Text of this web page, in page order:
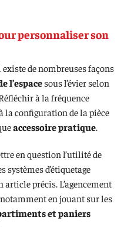
personnaliser son
de nombreuses façons
l’espacesous l’évier selon
à la fréquence
la configuration de la pièce
accessoire pratique.
en question l’utilité de
systèmes d’étiquetage
précis. L’agencement
en jouant sur les
et paniers